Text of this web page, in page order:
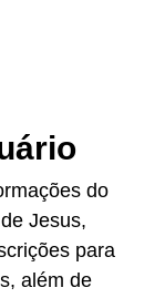
do
Jesus,
para
além de